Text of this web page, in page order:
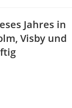
Jahres in
Visby und